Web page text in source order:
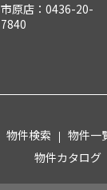
市原店：0436-20-
7840
物件検索 物件一
物件カタログ